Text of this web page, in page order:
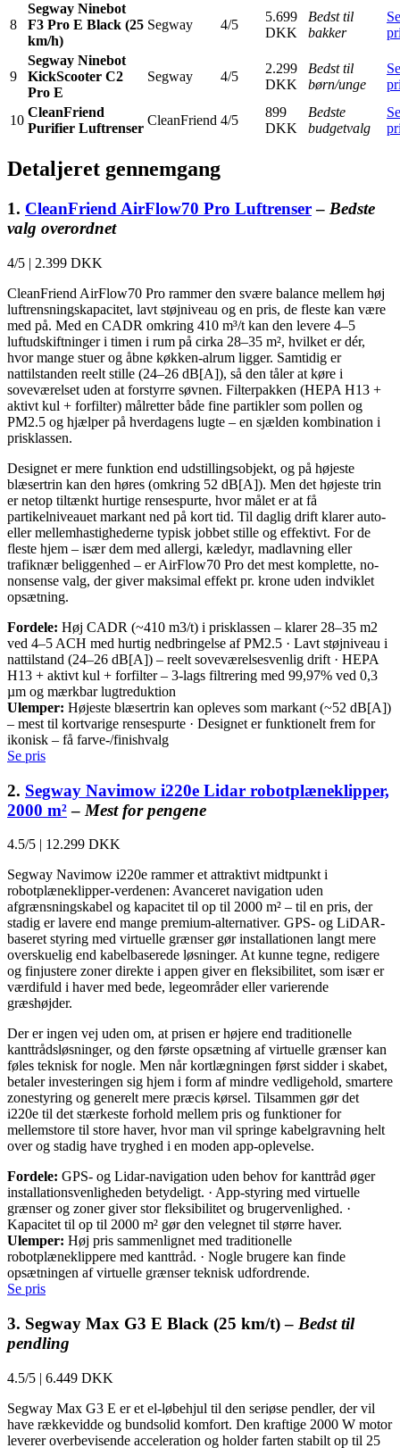
8
Segway Ninebot
F3 Pro E Black (25
km/h)
Segway 4/5
5.699
DKK
Bedst til
bakker
Se
9
Segway Ninebot
KickScooter C2
Pro E
Segway 4/5
2.299
DKK
Bedst til
børn/unge
Se
10
CleanFriend
Purifier Luftrenser
CleanFriend 4/5
899
DKK
Bedste
budgetvalg
Se
Detaljeret gennemgang
1. CleanFriend AirFlow70 Pro Luftrenser– Bedste
valg overordnet
4/5 | 2.399 DKK
CleanFriend AirFlow70 Pro rammer den svære balance mellem høj
luftrensningskapacitet, lavt støjniveau og en pris, de fleste kan være
med på. Med en CADR omkring 410 m³/t kan den levere 4–5
luftudskiftninger i timen i rum på cirka 28–35 m², hvilket er dér,
hvor mange stuer og åbne køkken-alrum ligger. Samtidig er
nattilstanden reelt stille (24–26 dB[A]), så den tåler at køre i
soveværelset uden at forstyrre søvnen. Filterpakken (HEPA H13 +
aktivt kul + forfilter) målretter både fine partikler som pollen og
PM2.5 og hjælper på hverdagens lugte – en sjælden kombination i
prisklassen.
Designet er mere funktion end udstillingsobjekt, og på højeste
blæsertrin kan den høres (omkring 52 dB[A]). Men det højeste trin
er netop tiltænkt hurtige rensespurte, hvor målet er at få
partikelniveauet markant ned på kort tid. Til daglig drift klarer auto-
eller mellemhastighederne typisk jobbet stille og effektivt. For de
fleste hjem – især dem med allergi, kæledyr, madlavning eller
trafiknær beliggenhed – er AirFlow70 Pro det mest komplette, no-
nonsense valg, der giver maksimal effekt pr. krone uden indviklet
opsætning.
Fordele: Høj CADR (~410 m3/t) i prisklassen – klarer 28–35 m2
ved 4–5 ACH med hurtig nedbringelse af PM2.5 · Lavt støjniveau i
nattilstand (24–26 dB[A]) – reelt soveværelsesvenlig drift · HEPA
H13 + aktivt kul + forfilter – 3-lags filtrering med 99,97% ved 0,3
µm og mærkbar lugtreduktion
Ulemper: Højeste blæsertrin kan opleves som markant (~52 dB[A])
– mest til kortvarige rensespurte · Designet er funktionelt frem for
ikonisk – få farve-/finishvalg
Se pris
2. Segway Navimow i220e Lidar robotplæneklipper,
2000 m²– Mest for pengene
4.5/5 | 12.299 DKK
Segway Navimow i220e rammer et attraktivt midtpunkt i
robotplæneklipper-verdenen: Avanceret navigation uden
afgrænsningskabel og kapacitet til op til 2000 m² – til en pris, der
stadig er lavere end mange premium-alternativer. GPS- og LiDAR-
baseret styring med virtuelle grænser gør installationen langt mere
overskuelig end kabelbaserede løsninger. At kunne tegne, redigere
og finjustere zoner direkte i appen giver en fleksibilitet, som især er
værdifuld i haver med bede, legeområder eller varierende
græshøjder.
Der er ingen vej uden om, at prisen er højere end traditionelle
kanttrådsløsninger, og den første opsætning af virtuelle grænser kan
føles teknisk for nogle. Men når kortlægningen først sidder i skabet,
betaler investeringen sig hjem i form af mindre vedligehold, smartere
zonestyring og generelt mere præcis kørsel. Tilsammen gør det
i220e til det stærkeste forhold mellem pris og funktioner for
mellemstore til store haver, hvor man vil springe kabelgravning helt
over og stadig have tryghed i en moden app-oplevelse.
Fordele: GPS- og Lidar-navigation uden behov for kanttråd øger
installationsvenligheden betydeligt. · App-styring med virtuelle
grænser og zoner giver stor fleksibilitet og brugervenlighed. ·
Kapacitet til op til 2000 m² gør den velegnet til større haver.
Ulemper: Høj pris sammenlignet med traditionelle
robotplæneklippere med kanttråd. · Nogle brugere kan finde
opsætningen af virtuelle grænser teknisk udfordrende.
Se pris
3. Segway Max G3 E Black (25 km/t) – Bedst til
pendling
4.5/5 | 6.449 DKK
Segway Max G3 E er et el-løbehjul til den seriøse pendler, der vil
have rækkevidde og bundsolid komfort. Den kraftige 2000 W motor
leverer overbevisende acceleration og holder farten stabilt op til 25